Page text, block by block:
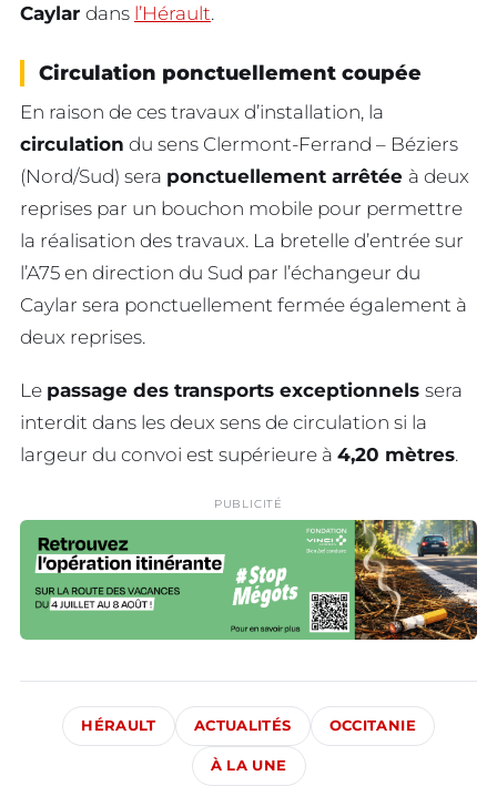
Caylar dans l’Hérault.
Circulation ponctuellement coupée
En raison de ces travaux d’installation, la
circulation du sens Clermont-Ferrand – Béziers
(Nord/Sud) sera ponctuellement arrêtée à deux
reprises par un bouchon mobile pour permettre
la réalisation des travaux. La bretelle d’entrée sur
l’A75 en direction du Sud par l’échangeur du
Caylar sera ponctuellement fermée également à
deux reprises.
Le passage des transports exceptionnels sera
interdit dans les deux sens de circulation si la
largeur du convoi est supérieure à 4,20 mètres.
PUBLICITÉ
HÉRAULT ACTUALITÉS OCCITANIE
À LA UNE